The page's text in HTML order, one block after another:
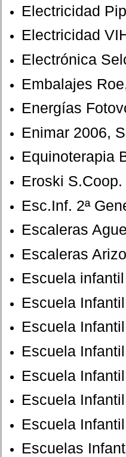
Electricidad
Electricidad
Electrónica
Embalajes
Energías
Enimar 2006,
Equinoterapia
Eroski S.Coop.
Esc.Inf. 2ª
Escaleras
Escaleras
Escuela
Escuela
Escuela
Escuela
Escuela
Escuela
Escuela
Escuelas